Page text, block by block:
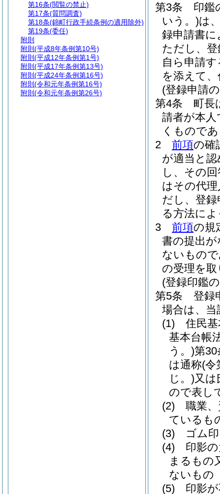
第3条
印鑑
いう。)は
録申請書
ただし、
自ら申請
を添えて
(登録申請
第4条
町長
請者が本
くもので
2
前項の確
が適当と
し、その
はその代
だし、登
る方法に
3
前項の規
書の提出
ないもの
の受理を
(登録印鑑
第5条
登録
場合は、
(1)
住民
基本台帳
う。)第
は通称(令
じ。)又
ので表し
(2)
職業
ているも
(3)
ゴム
(4)
印影
まるもの
ないもの
(5)
印影
第16条(閲覧の禁止)
第17条(質問調査)
第18条(錦町行政手続条例の適用除外)
第19条(委任)
附則
附則 (平成8年条例第10号)
附則 (平成12年条例第1号)
附則 (平成17年条例第13号)
附則 (平成24年条例第16号)
附則 (令和元年条例第16号)
附則 (令和元年条例第26号)